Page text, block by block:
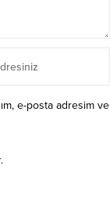
e-posta adresim ve